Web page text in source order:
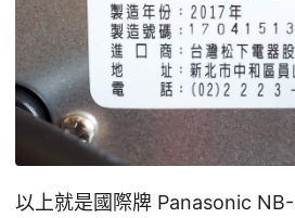
以上就是國際牌 Panasonic